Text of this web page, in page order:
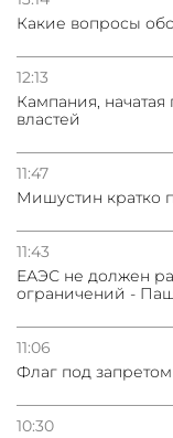
Какие вопросы
12:13
Кампания,
властей
11:47
Мишустин кратко
11:43
ЕАЭС не должен
ограничений -
11:06
Флаг под запретом
10:30